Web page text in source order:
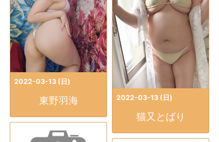
2022-03-13 (日)
東野羽海 2022-03-13 (日)
猫又とばり